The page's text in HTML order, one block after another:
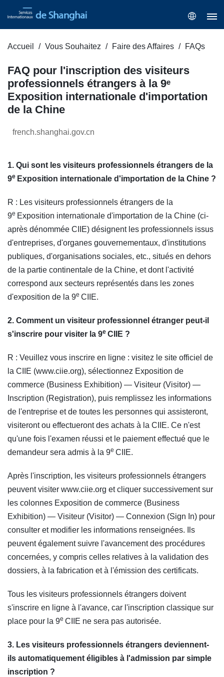
Accueil Vous Souhaitez Faire des Affaires FAQs
FAQ pour l'inscription des visiteurs
professionnels étrangers à la 9ᵉ
Exposition internationale d'importation
de la Chine
french.shanghai.gov.cn
1. Qui sont les visiteurs professionnels étrangers de la
9e Exposition internationale d'importation de la Chine ?
R : Les visiteurs professionnels étrangers de la
9e Exposition internationale d'importation de la Chine (ci-
après dénommée CIIE) désignent les professionnels issus
d'entreprises, d'organes gouvernementaux, d'institutions
publiques, d'organisations sociales, etc., situés en dehors
de la partie continentale de la Chine, et dont l'activité
correspond aux secteurs représentés dans les zones
d'exposition de la 9e CIIE.
2. Comment un visiteur professionnel étranger peut-il
s'inscrire pour visiter la 9e CIIE ?
R : Veuillez vous inscrire en ligne : visitez le site officiel de
la CIIE (www.ciie.org), sélectionnez Exposition de
commerce (Business Exhibition) — Visiteur (Visitor) —
Inscription (Registration), puis remplissez les informations
de l'entreprise et de toutes les personnes qui assisteront,
visiteront ou effectueront des achats à la CIIE. Ce n'est
qu'une fois l'examen réussi et le paiement effectué que le
demandeur sera admis à la 9e CIIE.
Après l'inscription, les visiteurs professionnels étrangers
peuvent visiter www.ciie.org et cliquer successivement sur
les colonnes Exposition de commerce (Business
Exhibition) — Visiteur (Visitor) — Connexion (Sign In) pour
consulter et modifier les informations renseignées. Ils
peuvent également suivre l'avancement des procédures
concernées, y compris celles relatives à la validation des
dossiers, à la fabrication et à l'émission des certificats.
Tous les visiteurs professionnels étrangers doivent
s'inscrire en ligne à l'avance, car l'inscription classique sur
place pour la 9e CIIE ne sera pas autorisée.
3. Les visiteurs professionnels étrangers deviennent-
ils automatiquement éligibles à l'admission par simple
inscription ?